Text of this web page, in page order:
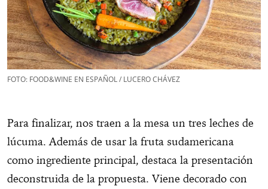
FOTO: FOOD&WINE EN ESPAÑOL / LUCERO CHÁVEZ
Para finalizar, nos traen a la mesa un tres leches de
lúcuma. Además de usar la fruta sudamericana
como ingrediente principal, destaca la presentación
deconstruida de la propuesta. Viene decorado con